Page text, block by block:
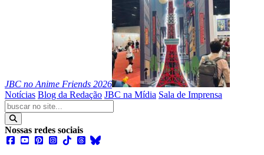
JBC no Anime Friends 2026
Notícias Blog da Redação JBC na Mídia Sala de Imprensa
Nossas redes sociais